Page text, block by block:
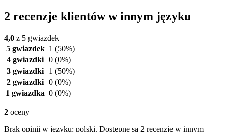
2 recenzje klientów w innym języku
4,0 z 5 gwiazdek
5 gwiazdek 1 (50%)
4 gwiazdki 0 (0%)
3 gwiazdki
1 (50%)
2 gwiazdki 0 (0%)
1 gwiazdka 0 (0%)
2 oceny
Brak opinii w języku: polski. Dostępne są 2 recenzje w innym